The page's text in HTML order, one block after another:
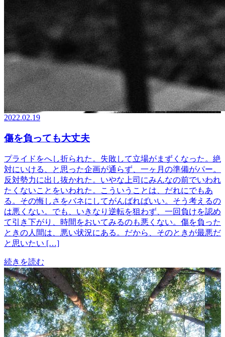
2022.02.19
傷を負っても大丈夫
プライドをへし折られた。失敗して立場がまずくなった。絶
対にいける、と思った企画が通らず、一ヶ月の準備がパー。
反対勢力に出し抜かれた。いやな上司にみんなの前でいわれ
たくないことをいわれた。こういうことは、だれにでもあ
る。その悔しさをバネにしてがんばればいい。そう考えるの
は悪くない。でも、いきなり逆転を狙わず、一回負けを認め
て引き下がり、時間をおいてみるのも悪くない。傷を負った
ときの人間は、悪い状況にある。だから、そのときが最悪だ
と思いたい […]
続きを読む